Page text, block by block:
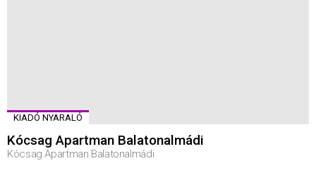
KIADÓ NYARALÓ
Kócsag Apartman Balatonalmádi
Kócsag Apartman Balatonalmádi